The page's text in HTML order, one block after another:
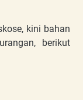
kini bahan
berikut